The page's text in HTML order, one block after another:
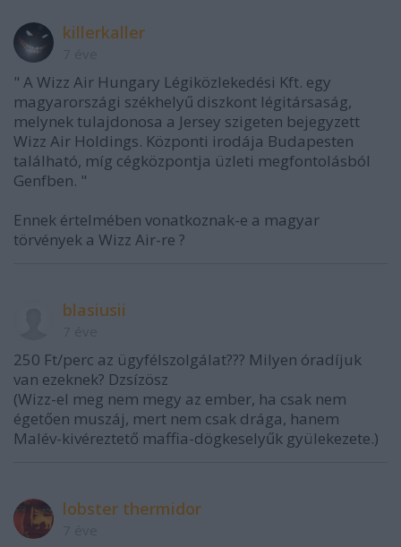
killerkaller
" A Wizz Air Hungary Légiközlekedési Kft. egy
magyarországi székhelyű diszkont légitársaság,
melynek tulajdonosa a Jersey szigeten bejegyzett
Wizz Air Holdings. Központi irodája Budapesten
található, míg cégközpontja üzleti megfontolásból
Genfben. "
Ennek értelmében vonatkoznak-e a magyar
törvények a Wizz Air-re ?
blasiusii
250 Ft/perc az ügyfélszolgálat??? Milyen óradíjuk
van ezeknek? Dzsízösz
(Wizz-el meg nem megy az ember, ha csak nem
égetően muszáj, mert nem csak drága, hanem
Malév-kivéreztető maffia-dögkeselyűk gyülekezete.)
lobster thermidor